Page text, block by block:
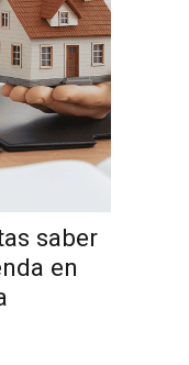
saber
en